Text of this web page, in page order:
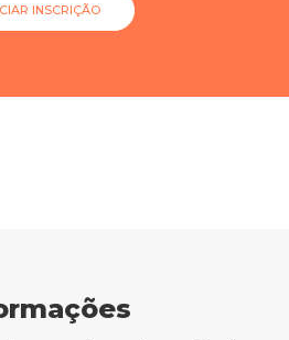
INSCRIÇÃO